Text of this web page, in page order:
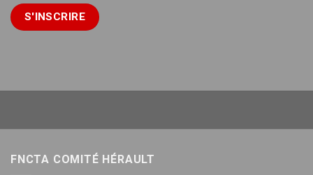
FNCTA COMITÉ HÉRAULT